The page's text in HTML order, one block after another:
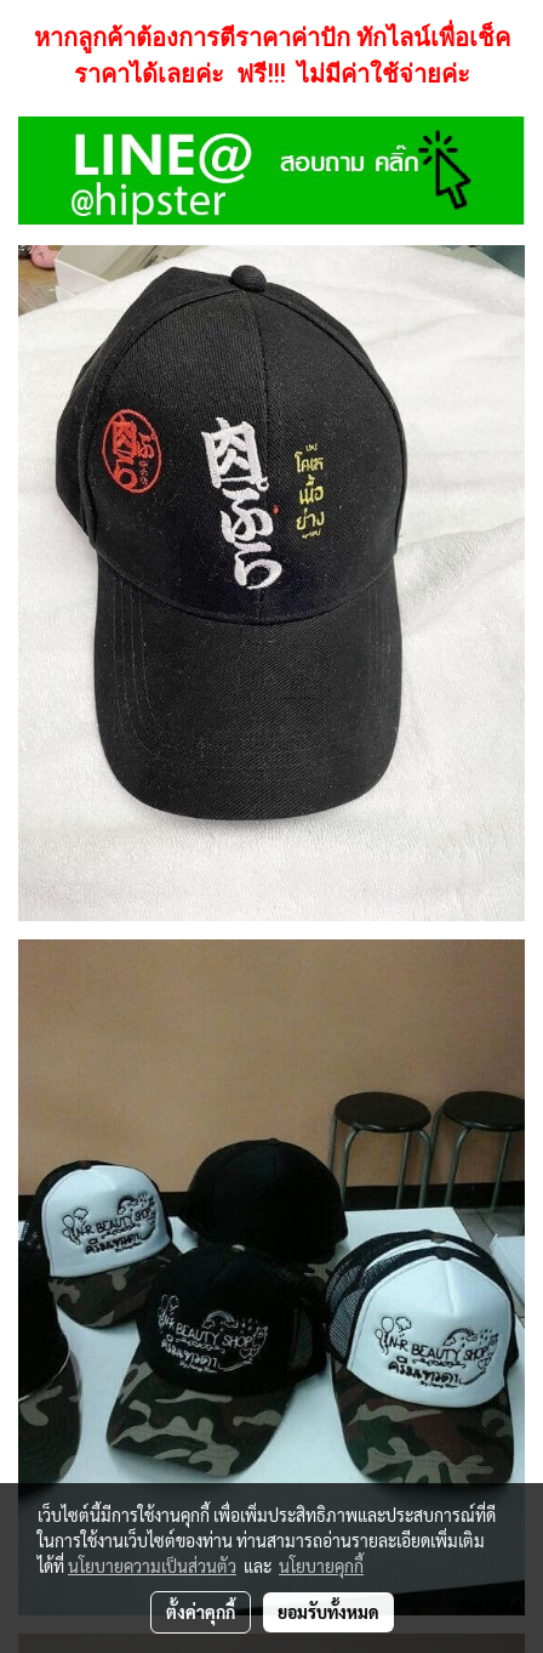
หากลูกค้าต้องการตีราคาค่าปัก ทักไลน์เพื่อเช็ค
ราคาได้เลยค่ะ ฟรี!!! ไม่มีค่าใช้จ่ายค่ะ
เว็บไซต์นี้มีการใช้งานคุกกี้ เพื่อเพิ่มประสิทธิภาพและประสบการณ์ที่ดี
ในการใช้งานเว็บไซต์ของท่าน ท่านสามารถอ่านรายละเอียดเพิ่มเติม
ได้ที่นโยบายความเป็นส่วนตัว และ นโยบายคุกกี้
ตั้งค่าคุกกี้ ยอมรับทั้งหมด